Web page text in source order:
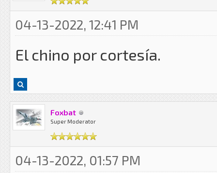
04-13-2022, 12:41 PM
El chino por cortesía.
Foxbat
Super Moderator
04-13-2022, 01:57 PM